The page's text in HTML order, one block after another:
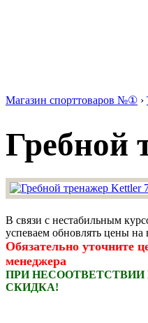
Магазин спорттоваров №① ›
Гребной
В связи с нестабильным
успеваем обновлять цены на
Обязательно уточните
менеджера
ПРИ НЕСООТВЕТСТВИИ
СКИДКА!